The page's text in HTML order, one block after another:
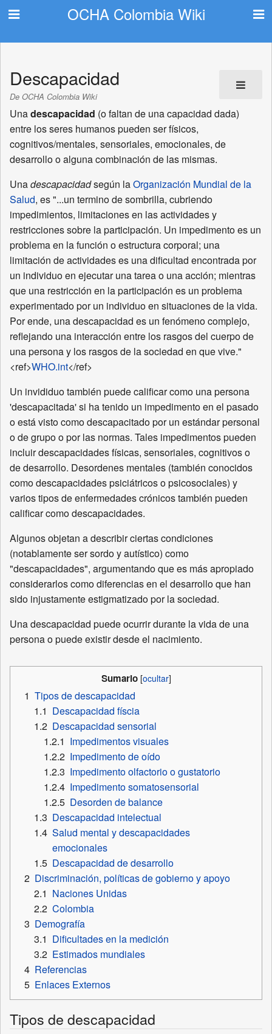
OCHA Colombia Wiki
Descapacidad
De OCHA Colombia Wiki
Unadescapacidad (o faltan de una capacidad dada)
entre los seres humanos pueden ser físicos,
cognitivos/mentales, sensoriales, emocionales, de
desarrollo o alguna combinación de las mismas.
Unadescapacidadsegún laOrganización Mundial de la
Salud, es "...un termino de sombrilla, cubriendo
impedimientos, limitaciones en las actividades y
restricciones sobre la participación. Un impedimento es un
problema en la función o estructura corporal; una
limitación de actividades es una dificultad encontrada por
un individuo en ejecutar una tarea o una acción; mientras
que una restricción en la participación es un problema
experimentado por un individuo en situaciones de la vida.
Por ende, una descapacidad es un fenómeno complejo,
reflejando una interacción entre los rasgos del cuerpo de
una persona y los rasgos de la sociedad en que vive."
<ref>WHO.int</ref>
Un invididuo también puede calificar como una persona
'descapacitada' si ha tenido un impedimento en el pasado
o está visto como descapacitado por un estándar personal
o de grupo o por las normas. Tales impedimentos pueden
incluir descapacidades físicas, sensoriales, cognitivos o
de desarrollo. Desordenes mentales (también conocidos
como descapacidades psiciátricos o psicosociales) y
varios tipos de enfermedades crónicos también pueden
calificar como descapacidades.
Algunos objetan a describir ciertas condiciones
(notablamente ser sordo y autístico) como
"descapacidades", argumentando que es más apropiado
considerarlos como diferencias en el desarrollo que han
sido injustamente estigmatizado por la sociedad.
Una descapacidad puede ocurrir durante la vida de una
persona o puede existir desde el nacimiento.
Sumario
1 Tipos de descapacidad
1.1 Descapacidad físcia
1.2 Descapacidad sensorial
1.2.1 Impedimentos visuales
1.2.2 Impedimento de oído
1.2.3 Impedimento olfactorio o gustatorio
1.2.4 Impedimento somatosensorial
1.2.5 Desorden de balance
1.3 Descapacidad intelectual
1.4 Salud mental y descapacidades
emocionales
1.5 Descapacidad de desarrollo
2 Discriminación, políticas de gobierno y apoyo
2.1 Naciones Unidas
2.2 Colombia
3 Demografía
3.1 Dificultades en la medición
3.2 Estimados mundiales
4 Referencias
5 Enlaces Externos
Tipos de descapacidad